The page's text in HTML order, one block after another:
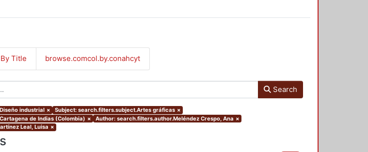
By Title browse.comcol.by.conahcyt
Search
industrial × Subject: search.filters.subject.Artes gráficas ×
de Indias (Colombia) × Author: search.filters.author.Meléndez Crespo, Ana ×
Leal, Luisa ×